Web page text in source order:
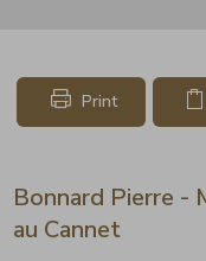
Print
Bonnard Pierre -
au Cannet